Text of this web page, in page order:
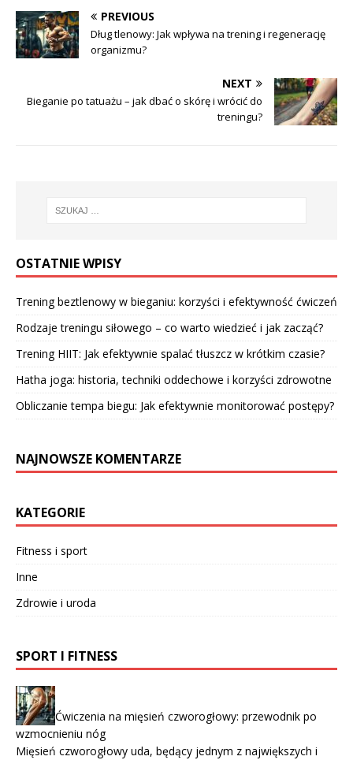
PREVIOUS
Dług tlenowy: Jak wpływa na trening i regenerację
organizmu?
NEXT
Bieganie po tatuażu – jak dbać o skórę i wrócić do
treningu?
OSTATNIE WPISY
Trening beztlenowy w bieganiu: korzyści i efektywność ćwiczeń
Rodzaje treningu siłowego – co warto wiedzieć i jak zacząć?
Trening HIIT: Jak efektywnie spalać tłuszcz w krótkim czasie?
Hatha joga: historia, techniki oddechowe i korzyści zdrowotne
Obliczanie tempa biegu: Jak efektywnie monitorować postępy?
NAJNOWSZE KOMENTARZE
KATEGORIE
Fitness i sport
Inne
Zdrowie i uroda
SPORT I FITNESS
Ćwiczenia na mięsień czworogłowy: przewodnik po
wzmocnieniu nóg
Mięsień czworogłowy uda, będący jednym z największych i